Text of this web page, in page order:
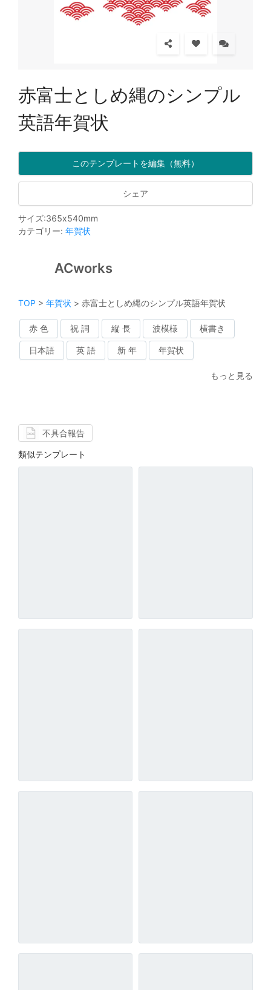
赤富士としめ縄のシンプル
英語年賀状
このテンプレートを編集（無料）
シェア
サイズ:365x540mm
カテゴリー: 年賀状
ACworks
TOP > 年賀状 > 赤富士としめ縄のシンプル英語年賀状
赤 色 祝 詞 縦 長 波模様 横書き
日本語 英 語 新 年 年賀状
もっと見る
不具合報告
類似テンプレート